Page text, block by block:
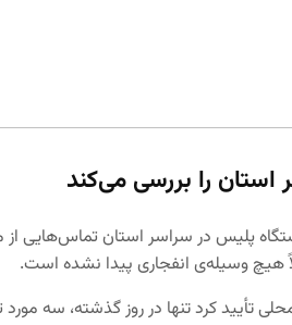
استان را بررسی می‌کند
پلیس در سراسر استان تماس‌هایی
هیچ وسیله‌ی انفجاری پیدا نشده است.
گذشته، سه مورد تهدید در منطقه‌ی مونترال و